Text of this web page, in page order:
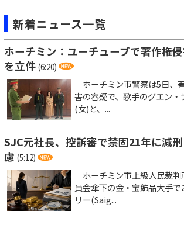
新着ニュース一覧
ホーチミン：ユーチューブで著作権
を立件 (6:20)
ホーチミン市警察は5日、
害の容疑で、歌手のグエン
(女)と、...
SJC元社長、控訴審で禁固21年に減
慮 (5:12)
ホーチミン市上級人民裁
員会傘下の金・宝飾品大手
リー(Saig...